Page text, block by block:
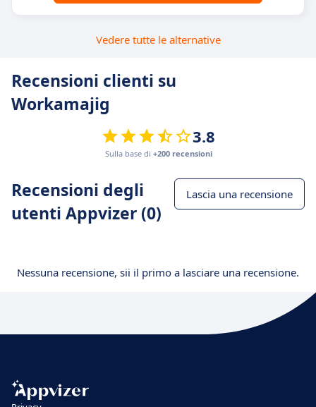
Vedere tutte le alternative
Recensioni clienti su
Workamajig
3.8
Sulla base di +200 recensioni
Recensioni degli
utenti Appvizer (0)
Lascia una recensione
Nessuna recensione, sii il primo a lasciare una recensione.